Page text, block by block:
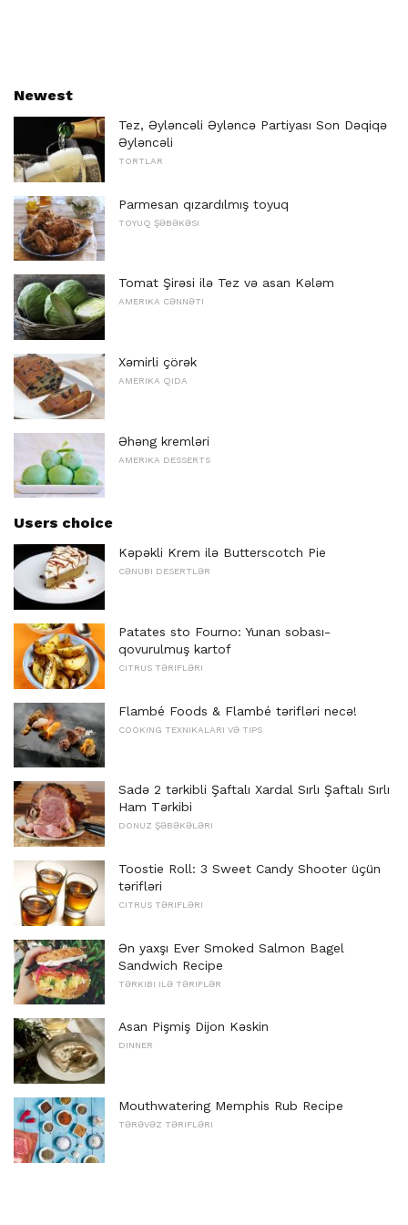
Newest
Tez, Əyləncəli Əyləncə Partiyası Son Dəqiqə
Əyləncəli
TORTLAR
Parmesan qızardılmış toyuq
TOYUQ ŞƏBƏKƏSI
Tomat Şirəsi ilə Tez və asan Kələm
AMERIKA CƏNNƏTI
Xəmirli çörək
AMERIKA QIDA
Əhəng kremləri
AMERIKA DESSERTS
Users choice
Kəpəkli Krem ilə Butterscotch Pie
CƏNUBI DESERTLƏR
Patates sto Fourno: Yunan sobası-
qovurulmuş kartof
CITRUS TƏRIFLƏRI
Flambé Foods & Flambé tərifləri necə!
COOKING TEXNIKALARI VƏ TIPS
Sadə 2 tərkibli Şaftalı Xardal Sırlı Şaftalı Sırlı
Ham Tərkibi
DONUZ ŞƏBƏKƏLƏRI
Toostie Roll: 3 Sweet Candy Shooter üçün
tərifləri
CITRUS TƏRIFLƏRI
Ən yaxşı Ever Smoked Salmon Bagel
Sandwich Recipe
TƏRKIBI ILƏ TƏRIFLƏR
Asan Pişmiş Dijon Kəskin
DINNER
Mouthwatering Memphis Rub Recipe
TƏRƏVƏZ TƏRIFLƏRI